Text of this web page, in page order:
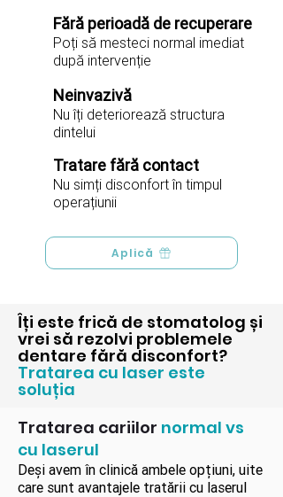
Fără perioadă de recuperare
Poți să mesteci normal imediat
după intervenție
Neinvazivă
Nu îți deteriorează structura
dintelui
Tratare fără contact
Nu simți disconfort în timpul
operațiunii
Aplică
Îți este frică de stomatolog și
vrei să rezolvi problemele
dentare fără disconfort?
Tratarea cu laser este
soluția
Tratarea cariilor normal vs
cu laserul
Deși avem în clinică ambele opțiuni, uite
care sunt avantajele tratării cu laserul